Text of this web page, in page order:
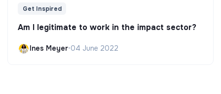
Get Inspired
Am I legitimate to work in the impact sector?
Ines Meyer•04 June 2022